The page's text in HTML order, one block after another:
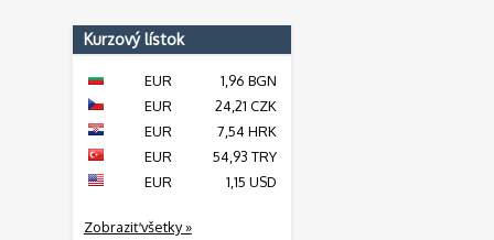
Kurzový lístok
EUR
1,96 BGN
EUR
24,21 CZK
EUR
7,54 HRK
EUR
54,93 TRY
EUR
1,15 USD
Zobraziť všetky »